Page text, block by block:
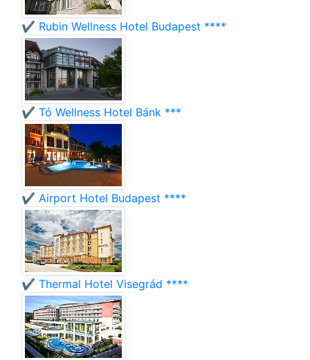
✔️ Rubin Wellness Hotel Budapest ****
✔️ Tó Wellness Hotel Bánk ***
✔️ Airport Hotel Budapest ****
✔️ Thermal Hotel Visegrád ****